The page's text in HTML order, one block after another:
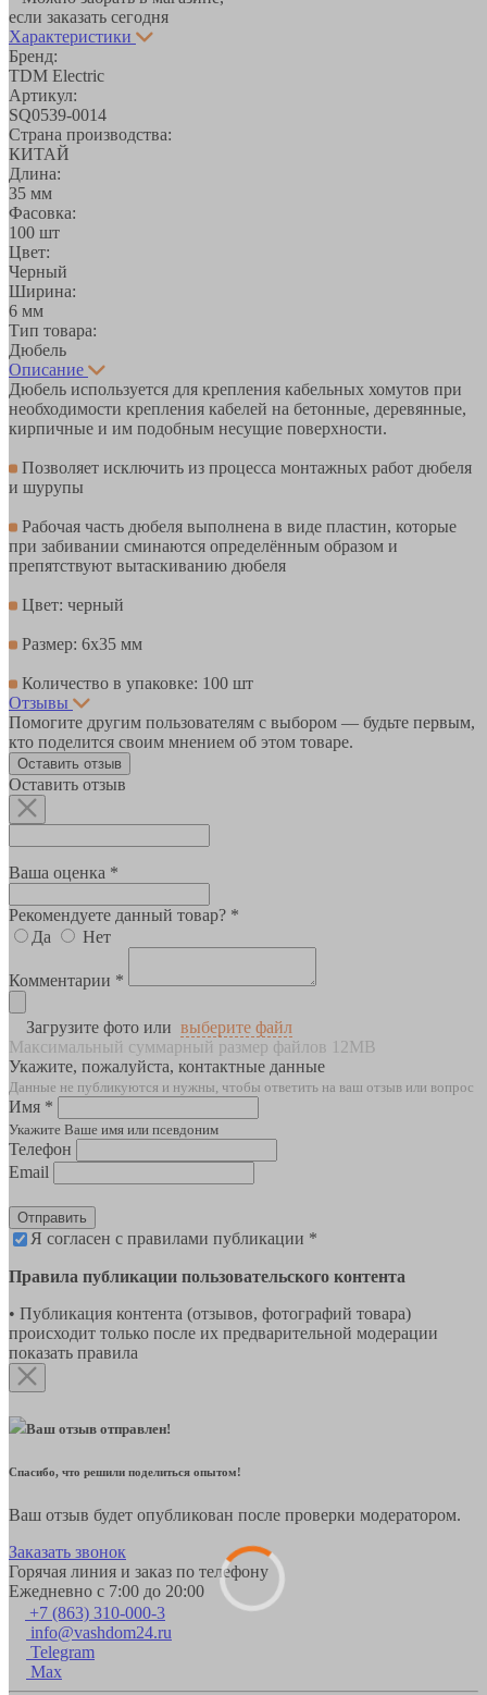
если заказать сегодня
Характеристики
Бренд:
TDM Electric
Артикул:
SQ0539-0014
Страна производства:
КИТАЙ
Длина:
35 мм
Фасовка:
100 шт
Цвет:
Черный
Ширина:
6 мм
Тип товара:
Дюбель
Описание
Дюбель используется для крепления кабельных хомутов при
необходимости крепления кабелей на бетонные, деревянные,
кирпичные и им подобным несущие поверхности.
Позволяет исключить из процесса монтажных работ дюбеля
и шурупы
Рабочая часть дюбеля выполнена в виде пластин, которые
при забивании сминаются определённым образом и
препятствуют вытаскиванию дюбеля
Цвет: черный
Размер: 6х35 мм
Количество в упаковке: 100 шт
Отзывы
Помогите другим пользователям с выбором — будьте первым,
кто поделится своим мнением об этом товаре.
Оставить отзыв
Оставить отзыв
Ваша оценка *
Рекомендуете данный товар? *
Да
Нет
Комментарии *
Загрузите фото или выберите файл
Максимальный суммарный размер файлов 12MB
Укажите, пожалуйста, контактные данные
Данные не публикуются и нужны, чтобы ответить на ваш отзыв или вопрос
Имя *
Укажите Ваше имя или псевдоним
Телефон
Email
Отправить
Я согласен с правилами публикации *
Правила публикации пользовательского контента
• Публикация контента (отзывов, фотографий товара)
происходит только после их предварительной модерации
показать правила
Ваш отзыв отправлен!
Спасибо, что решили поделиться опытом!
Ваш отзыв будет опубликован после проверки модератором.
Заказать звонок
Горячая линия и заказ по телефону
Ежедневно с 7:00 до 20:00
+7 (863) 310-000-3
info@vashdom24.ru
Telegram
Max